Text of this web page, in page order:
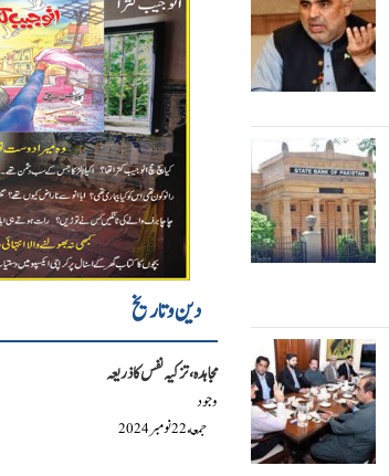
دین و تاریخ
مجاہدہ، تزکیہ نفس کا ذریعہ
وجود
جمعه22نومبر2024